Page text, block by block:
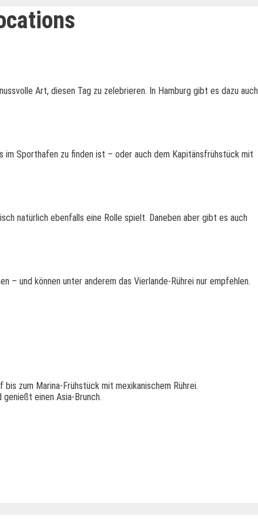
Art, diesen Tag zu zelebrieren. In Hamburg gibt es dazu auch
im Sporthafen zu finden ist – oder auch dem Kapitänsfrühstück mit
natürlich ebenfalls eine Rolle spielt. Daneben aber gibt es auch
– und können unter anderem das Vierlande-Rührei nur empfehlen.
zum Marina-Frühstück mit mexikanischem Rührei.
einen Asia-Brunch.